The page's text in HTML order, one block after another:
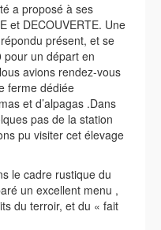
a proposé à ses
et DECOUVERTE. Une
présent, et se
un départ en
avions rendez-vous
ferme dédiée
et d’alpagas .Dans
pas de la station
pu visiter cet élevage
le cadre rustique du
un excellent menu ,
du terroir, et du « fait